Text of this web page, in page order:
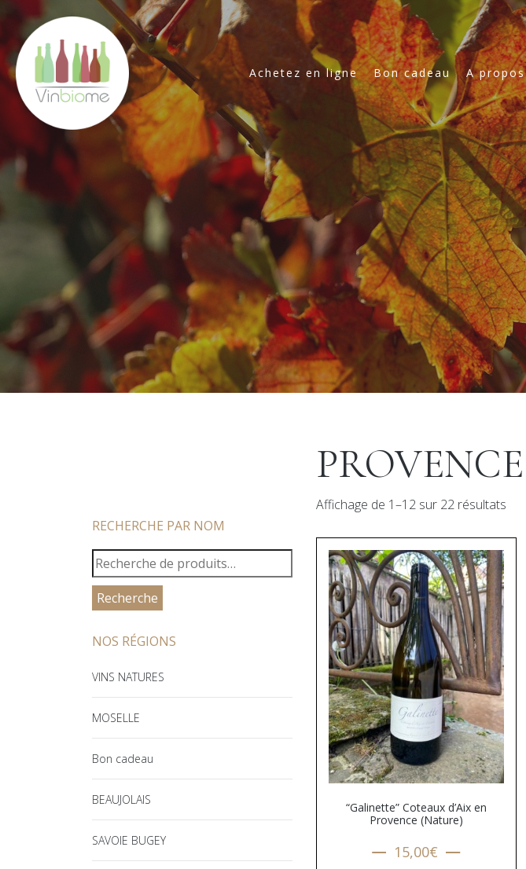
Achetez en ligne Bon cadeau A propos
RECHERCHE PAR NOM
RECHERCHE
POUR :
Recherche
NOS RÉGIONS
VINS NATURES
MOSELLE
Bon cadeau
BEAUJOLAIS
SAVOIE BUGEY
PROVENCE
Affichage de 1–12 sur 22 résultats
“Galinette” Coteaux d’Aix en
Provence (Nature)
15,00€